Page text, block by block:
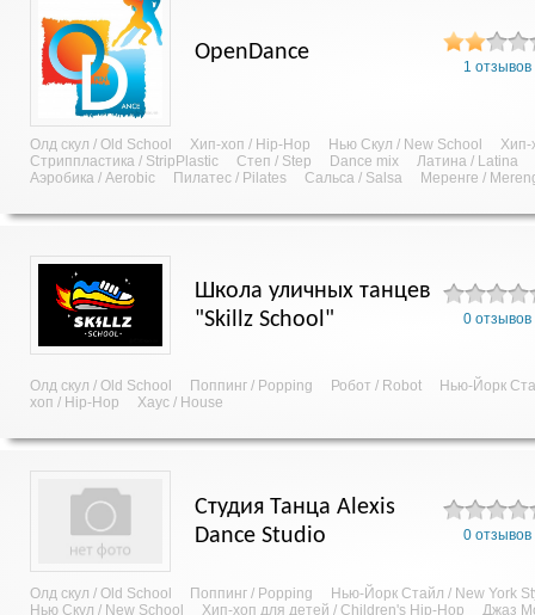
OpenDance
1 отзывов
Олд скул / Old School Хип-хоп / Hip-Hop Нью Скул / New School
Хип-
Стриппластика / StripPlastic
Степ / Step Dance mix
Латина / Latina
Аэробика / Aerobic
Пилатес / Pilates Сальса / Salsa Меренге /
Школа уличных танцев
"Skillz School"
0 отзывов
Олд скул / Old School Поппинг / Popping Робот / Robot
Нью-Йорк
хоп / Hip-Hop
Хаус / House
Студия Танца Alexis
Dance Studio
0 отзывов
Олд скул / Old School Поппинг / Popping
Нью-Йорк Стайл / New York
Нью Скул / New School
Хип-хоп для детей / Children's Hip-Hop Джаз